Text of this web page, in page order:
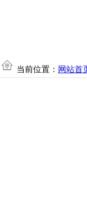
当前位置： 网站首